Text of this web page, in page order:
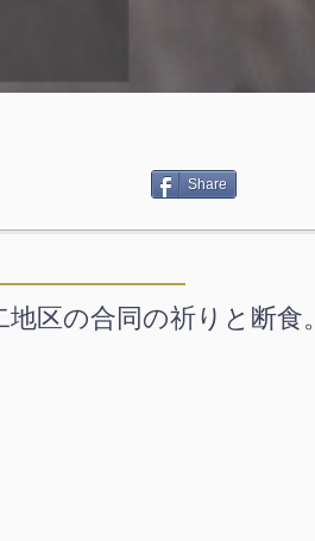
Share
区の合同の祈りと断食。